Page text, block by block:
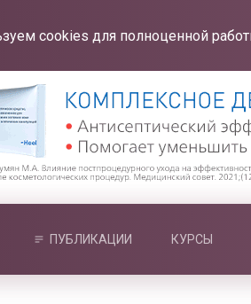
cookies для полноценной
ПУБЛИКАЦИИ КУРСЫ